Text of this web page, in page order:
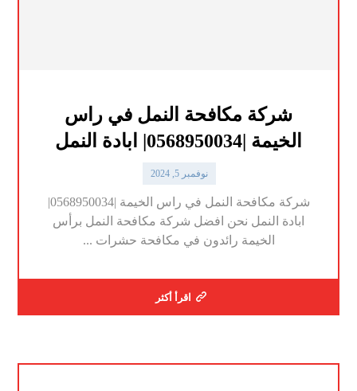
شركة مكافحة النمل في راس
الخيمة |0568950034| ابادة النمل
نوفمبر 5, 2024
شركة مكافحة النمل في راس الخيمة |0568950034|
ابادة النمل نحن افضل شركة مكافحة النمل برأس
الخيمة رائدون في مكافحة حشرات ...
اقرأ أكثر